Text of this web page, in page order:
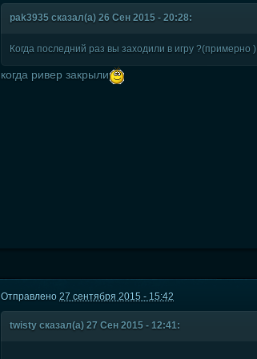
pak3935 сказал(а) 26 Сен 2015 - 20:28:
Когда последний раз вы заходили в игру ?(примерно )
когда ривер закрыли
Отправлено27 сентября 2015 - 15:42
twisty сказал(а) 27 Сен 2015 - 12:41: